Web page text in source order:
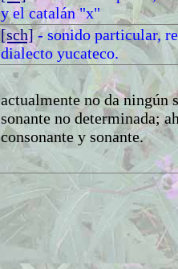
y el catalán "x"
[sch] - sonido particular,
dialecto yucateco.
actualmente no da ningún
sonante no determinada;
consonante y sonante.